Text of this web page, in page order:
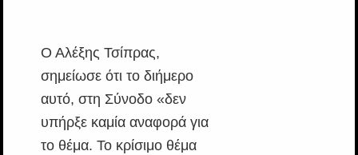
Ο Αλέξης Τσίπρας,
σημείωσε ότι το διήμερο
αυτό, στη Σύνοδο «δεν
υπήρξε καμία αναφορά για
το θέμα. Το κρίσιμο θέμα